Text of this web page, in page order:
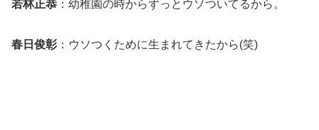
若林正恭 ：幼稚園の時からずっとウソついてるから。
春日俊彰 ：ウソつくために生まれてきたから(笑)